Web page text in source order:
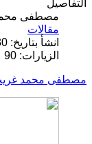
التفاصيل
مصطفى
مقالات
انشأ بتاريخ: 30 أيار 2026
الزيارات: 90
مصطفى محمد